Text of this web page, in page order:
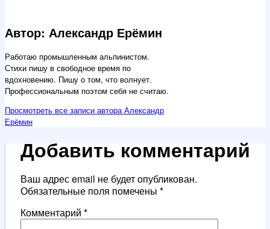
Автор: Александр Ерёмин
Работаю промышленным альпинистом.
Стихи пишу в свободное время по
вдохновению. Пишу о том, что волнует.
Профессиональным поэтом себя не считаю.
Просмотреть все записи автора Александр
Ерёмин
Добавить комментарий
Ваш адрес email не будет опубликован.
Обязательные поля помечены *
Комментарий *